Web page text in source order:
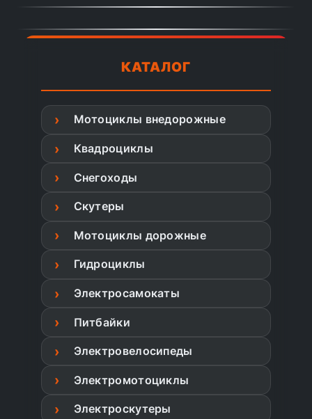
КАТАЛОГ
Мотоциклы внедорожные
Квадроциклы
Снегоходы
Скутеры
Мотоциклы дорожные
Гидроциклы
Электросамокаты
Питбайки
Электровелосипеды
Электромотоциклы
Электроскутеры